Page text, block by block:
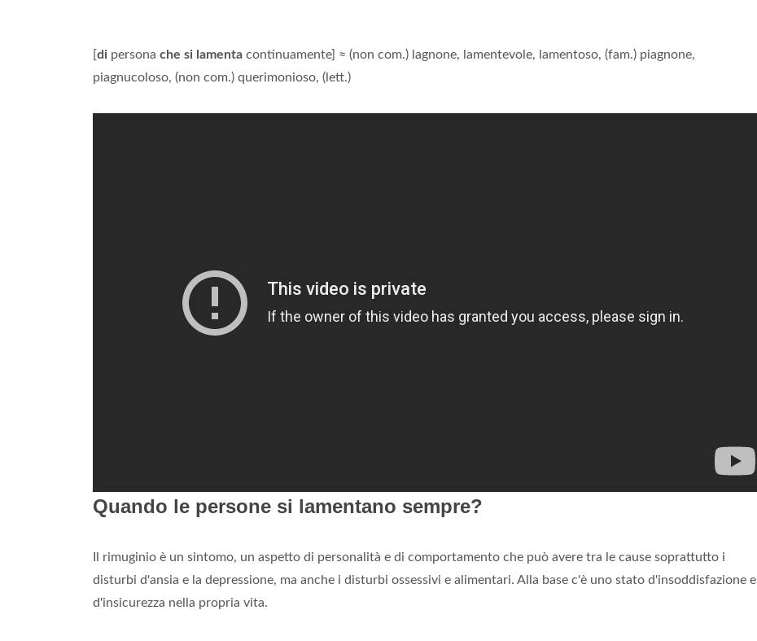
di persona che si lamenta continuamente] ≈ (non com.) lagnone, lamentevole, lamentoso, (fam.) piagnone,
piagnucoloso, (non com.) querimonioso, (lett.)
Quando le persone si lamentano sempre?
Il rimuginio è un sintomo, un aspetto di personalità e di comportamento che può avere tra le cause soprattutto i
disturbi d'ansia e la depressione, ma anche i disturbi ossessivi e alimentari. Alla base c'è uno stato d'insoddisfazione e
d'insicurezza nella propria vita.